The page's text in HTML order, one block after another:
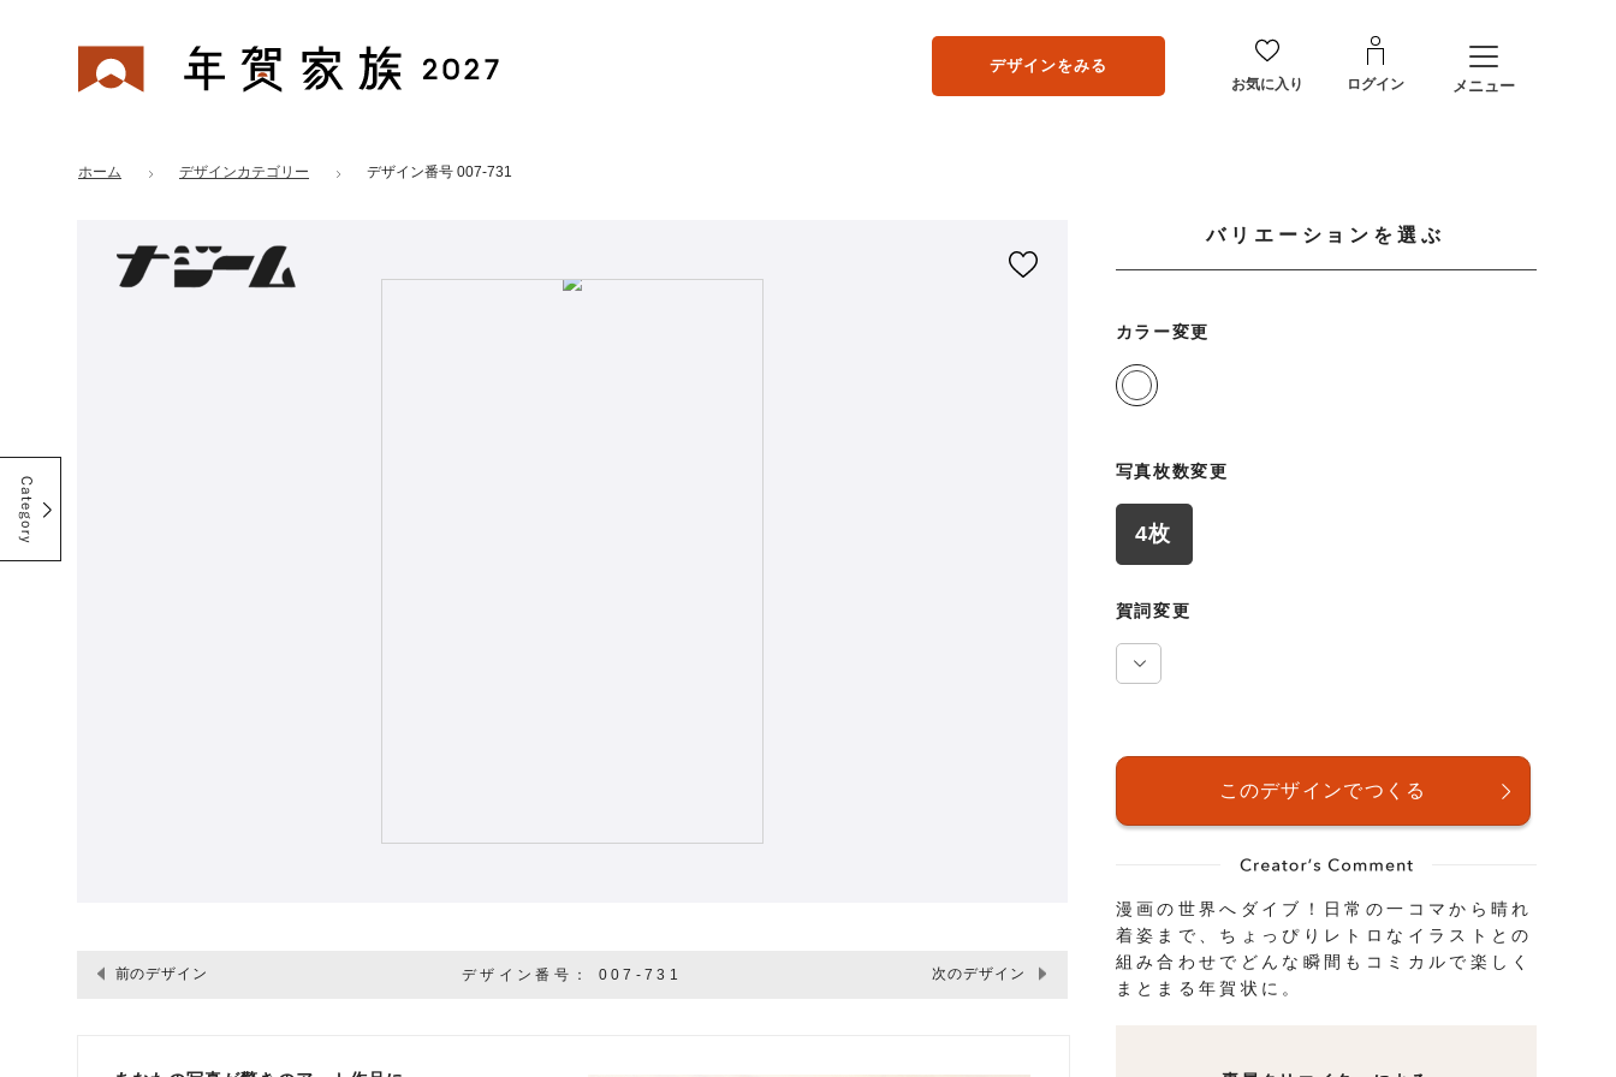
年賀家族 2027 デザインをみる
お気に入り ログイン メニュー
ホーム デザインカテゴリー デザイン番号 007-731
デザイン番号： 007-731
前のデザイン 次のデザイン
バリエーションを選ぶ
カラー変更
写真枚数変更
4枚
賀詞変更
漫画の世界へダイブ！日常の一コマから晴れ
着姿まで、ちょっぴりレトロなイラストとの
組み合わせでどんな瞬間もコミカルで楽しく
まとまる年賀状に。